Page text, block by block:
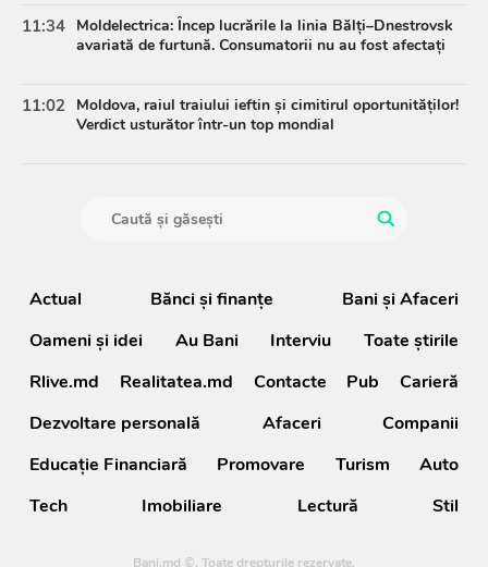
11:34 Moldelectrica: Încep lucrările la linia Bălți–Dnestrovsk
avariată de furtună. Consumatorii nu au fost afectați
11:02 Moldova, raiul traiului ieftin și cimitirul oportunităților!
Verdict usturător într-un top mondial
Actual Bănci şi finanţe
Bani și Afaceri
Oameni şi idei
Au Bani Interviu
Toate știrile
Rlive.md
Realitatea.md Contacte Pub
Carieră
Dezvoltare personală
Afaceri
Companii
Educație Financiară
Promovare Turism
Auto
Tech
Imobiliare Lectură Stil
Bani.md ©. Toate drepturile rezervate.